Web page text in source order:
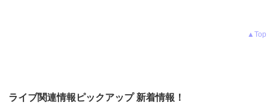
▲Top
ライブ関連情報ピックアップ 新着情報！